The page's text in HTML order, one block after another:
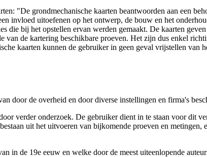
"De grondmechanische kaarten beantwoorden aan een
invloed uitoefenen op het ontwerp, de bouw en het
bij het opstellen ervan werden gemaakt. De kaarten
de kartering beschikbare proeven. Het zijn dus enkel
kaarten kunnen de gebruiker in geen geval vrijstellen van
door de overheid en door diverse instellingen en firma's
verder onderzoek. De gebruiker dient in te staan voor dit
uit het uitvoeren van bijkomende proeven en
in de 19e eeuw en welke door de meest uiteenlopende